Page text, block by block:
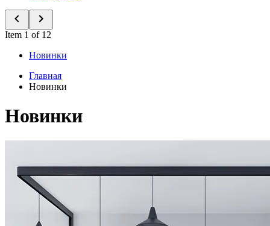
Item 1 of 12
Новинки
Главная
Новинки
Новинки